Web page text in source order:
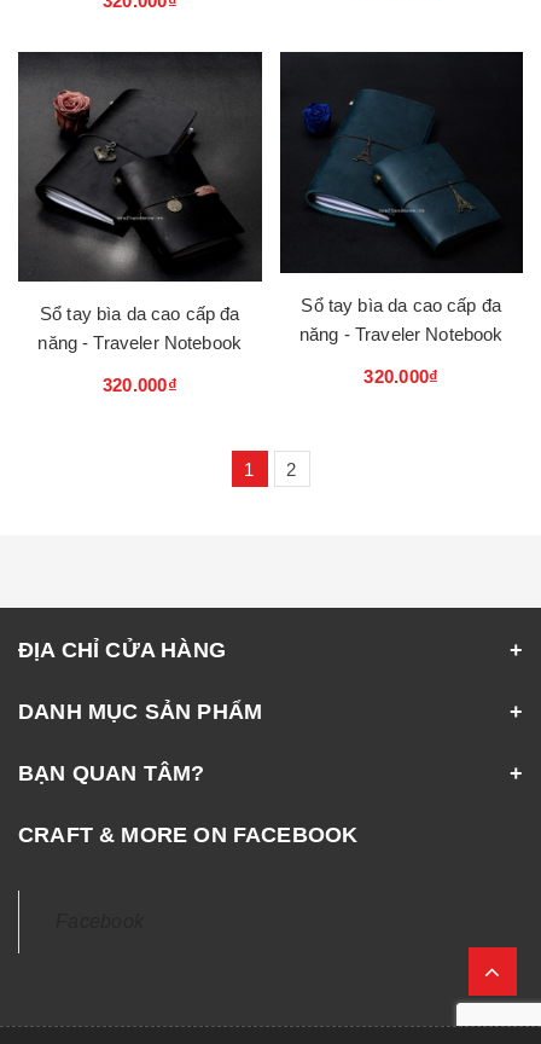
Sổ tay bìa da cao cấp đa
năng - Traveler Notebook
320.000₫
Sổ tay bìa da cao cấp đa
năng - Traveler Notebook
320.000₫
1 2
ĐỊA CHỈ CỬA HÀNG
DANH MỤC SẢN PHẨM
BẠN QUAN TÂM?
CRAFT & MORE ON FACEBOOK